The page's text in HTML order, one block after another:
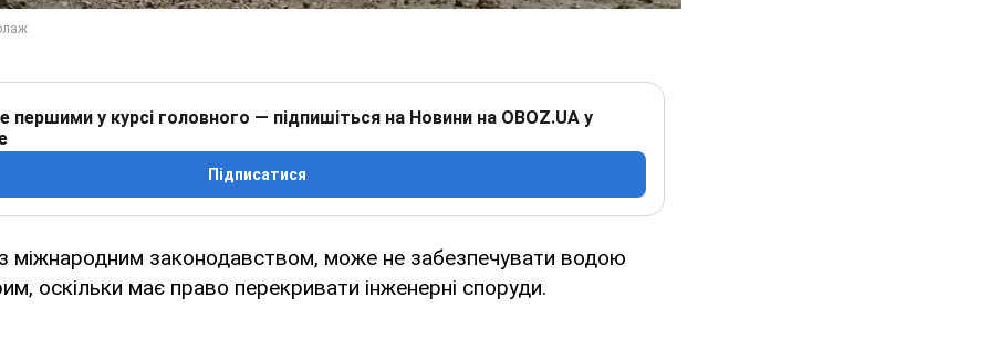
першими у курсі головного — підпишіться на Новини на OBOZ.UA у
Підписатися
з міжнародним законодавством, може не забезпечувати водою
оскільки має право перекривати інженерні споруди.